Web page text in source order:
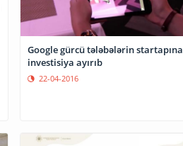
Google gürcü tələbələrin startapına
investisiya ayırıb
22-04-2016